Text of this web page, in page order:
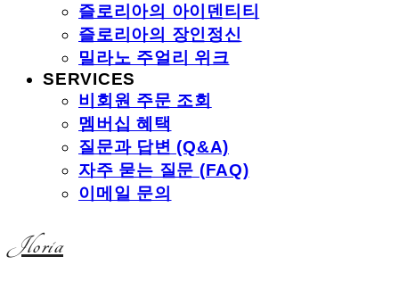
즐로리아의 아이덴티티
즐로리아의 장인정신
밀라노 주얼리 위크
SERVICES
비회원 주문 조회
멤버십 혜택
질문과 답변 (Q&A)
자주 묻는 질문 (FAQ)
이메일 문의
Jloria